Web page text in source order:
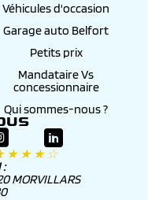
Véhicules d'occasion
Garage auto Belfort
Petits prix
Mandataire Vs
concessionnaire
Qui sommes-nous ?
★ ★ ★ ☆
MORVILLARS